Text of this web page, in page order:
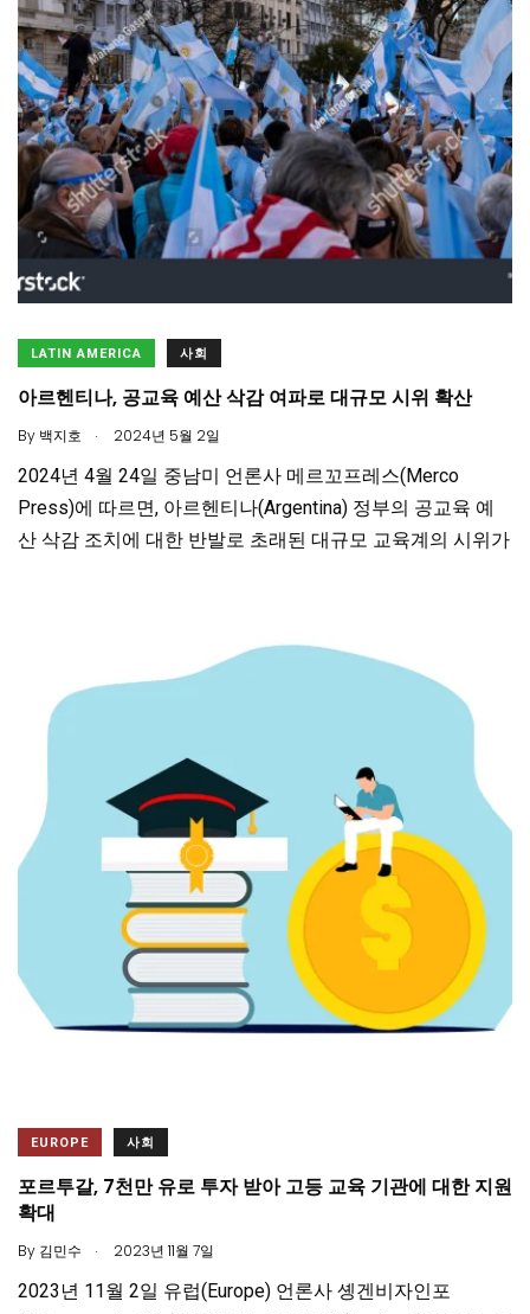
LATIN AMERICA 사회
아르헨티나, 공교육 예산 삭감 여파로 대규모 시위 확산
By 백지호 . 2024년 5월 2일
2024년 4월 24일 중남미 언론사 메르꼬프레스(Merco
Press)에 따르면, 아르헨티나(Argentina) 정부의 공교육 예
산 삭감 조치에 대한 반발로 초래된 대규모 교육계의 시위가
EUROPE 사회
포르투갈, 7천만 유로 투자 받아 고등 교육 기관에 대한 지원
확대
By 김민수 . 2023년 11월 7일
2023년 11월 2일 유럽(Europe) 언론사 솅겐비자인포